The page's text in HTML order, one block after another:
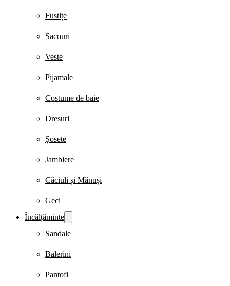
Fustițe
Sacouri
Veste
Pijamale
Costume de baie
Dresuri
Șosete
Jambiere
Căciuli și Mănuși
Geci
Încălțăminte
Sandale
Balerini
Pantofi